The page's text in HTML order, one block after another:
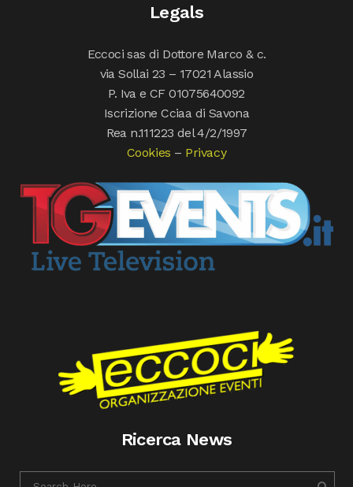
Legals
Eccoci sas di Dottore Marco & c.
via Sollai 23 – 17021 Alassio
P. Iva e CF 01075640092
Iscrizione Cciaa di Savona
Rea n.111223 del 4/2/1997
Cookies – Privacy
Ricerca News